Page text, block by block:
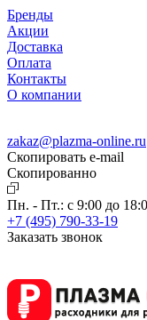
Бренды
Акции
Доставка
Оплата
Контакты
О компании
zakaz@plazma-online.ru
Скопировать e-mail
Cкопированно
Пн. - Пт.: с 9:00 до
+7 (495) 790-33-19
Заказать звонок